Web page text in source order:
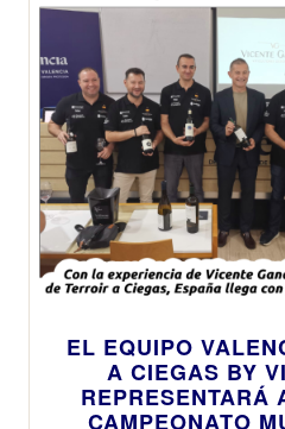
EL EQUIPO
A CIEGAS BY
REPRESENTARÁ
CAMPEONATO